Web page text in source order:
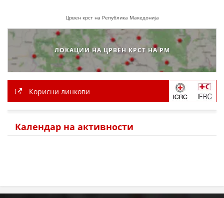
Црвен крст на Република Македонија
ЛОКАЦИИ НА ЦРВЕН КРСТ НА РМ
Корисни линкови
Календар на активности